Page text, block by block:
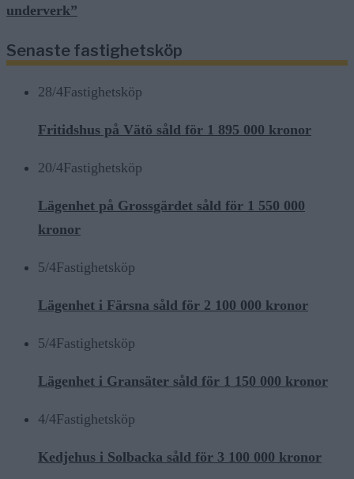
underverk”
Senaste fastighetsköp
28/4Fastighetsköp
Fritidshus på Vätö såld för 1 895 000 kronor
20/4Fastighetsköp
Lägenhet på Grossgärdet såld för 1 550 000
kronor
5/4Fastighetsköp
Lägenhet i Färsna såld för 2 100 000 kronor
5/4Fastighetsköp
Lägenhet i Gransäter såld för 1 150 000 kronor
4/4Fastighetsköp
Kedjehus i Solbacka såld för 3 100 000 kronor